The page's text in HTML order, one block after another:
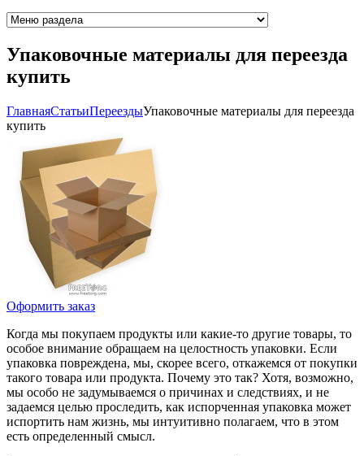
Упаковочные материалы для переезда
купить
ГлавнаяCтатьиПереездыУпаковочные материалы для переезда
купить
Оформить заказ
Когда мы покупаем продукты или какие-то другие товары, то
особое внимание обращаем на целостность упаковки. Если
упаковка повреждена, мы, скорее всего, откажемся от покупки
такого товара или продукта. Почему это так? Хотя, возможно,
мы особо не задумываемся о причинах и следствиях, и не
задаемся целью проследить, как испорченная упаковка может
испортить нам жизнь, мы интуитивно полагаем, что в этом
есть определенный смысл.